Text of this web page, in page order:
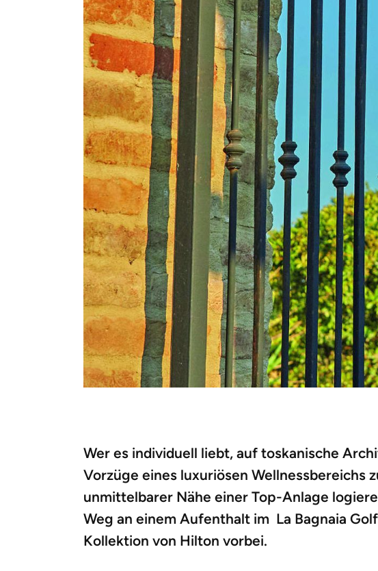
Wer es individuell liebt, auf toskanische
Vorzüge eines luxuriösen Wellnessbereichs
unmittelbarer Nähe einer Top-Anlage
Weg an einem Aufenthalt im La Bagnaia
Kollektion von Hilton vorbei.